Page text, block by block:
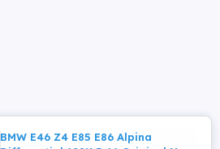
BMW E46 Z4 E85 E86 Alpina